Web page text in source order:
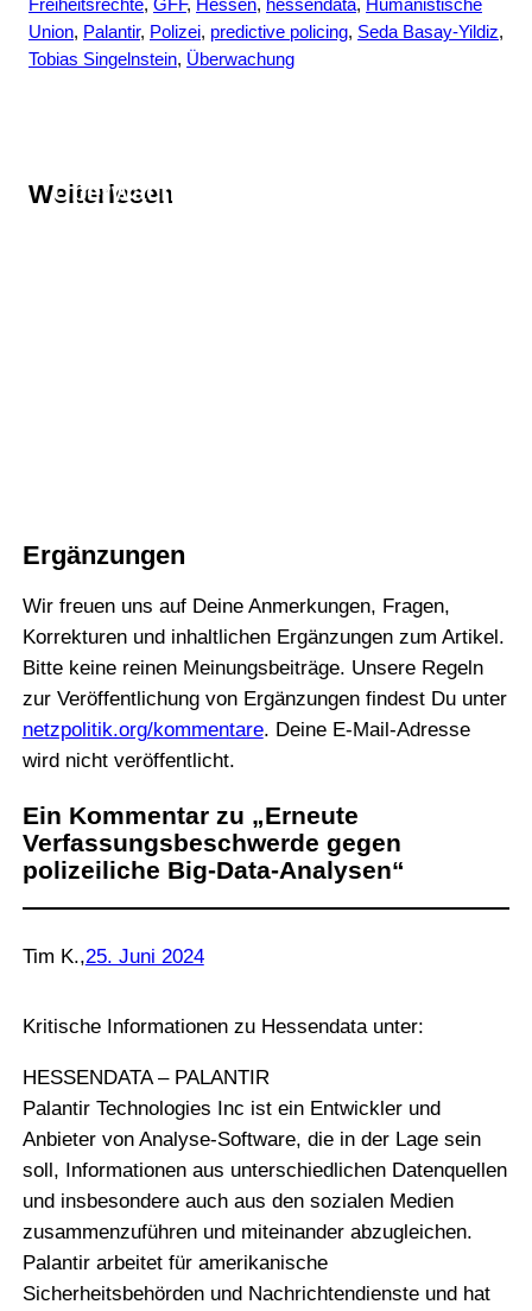
Freiheitsrechte, GFF, Hessen, hessendata, Humanistische
Union, Palantir, Polizei, predictive policing, Seda Basay-Yildiz
Tobias Singelnstein, Überwachung
Weiterlesen
Überwachung
Ergänzungen
Wir freuen uns auf Deine Anmerkungen, Fragen,
Korrekturen und inhaltlichen Ergänzungen zum Artikel.
Bitte keine reinen Meinungsbeiträge. Unsere Regeln
zur Veröffentlichung von Ergänzungen findest Du unter
netzpolitik.org/kommentare. Deine E-Mail-Adresse
wird nicht veröffentlicht.
Ein Kommentar zu „Erneute
Verfassungsbeschwerde gegen
polizeiliche Big-Data-Analysen“
Tim K.,25. Juni 2024
Kritische Informationen zu Hessendata unter:
HESSENDATA – PALANTIR
Palantir Technologies Inc ist ein Entwickler und
Anbieter von Analyse-Software, die in der Lage sein
soll, Informationen aus unterschiedlichen Datenquellen
und insbesondere auch aus den sozialen Medien
zusammenzuführen und miteinander abzugleichen.
Palantir arbeitet für amerikanische
Sicherheitsbehörden und Nachrichtendienste und hat